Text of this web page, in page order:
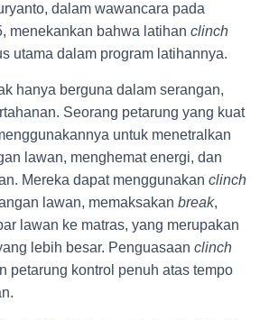
dalam wawancara pada
menekankan bahwa latihan clinch
utama dalam program latihannya.
hanya berguna dalam serangan,
Seorang petarung yang kuat
untuk menetralkan
lawan, menghemat energi, dan
Mereka dapat menggunakan clinch
lawan, memaksakan break,
lawan ke matras, yang merupakan
lebih besar. Penguasaan clinch
petarung kontrol penuh atas tempo